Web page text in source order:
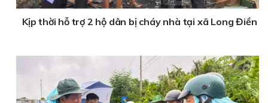
Kịp thời hỗ trợ 2 hộ dân bị cháy nhà tại xã Long Điền